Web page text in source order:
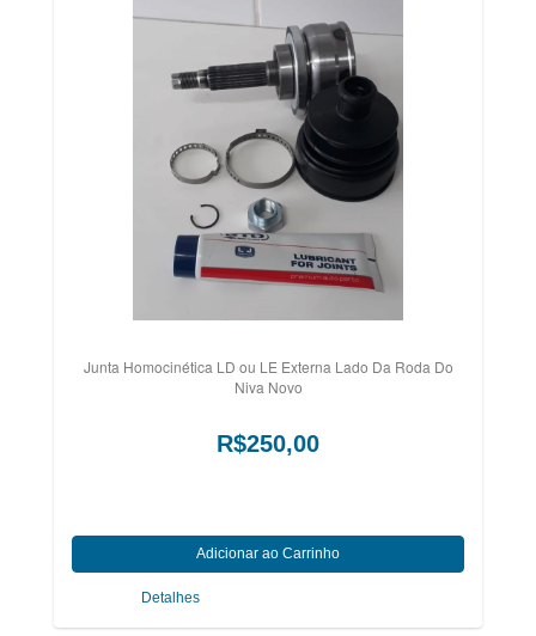
Junta Homocinética LD ou LE Externa Lado Da Roda Do
Niva Novo
R$250,00
Detalhes